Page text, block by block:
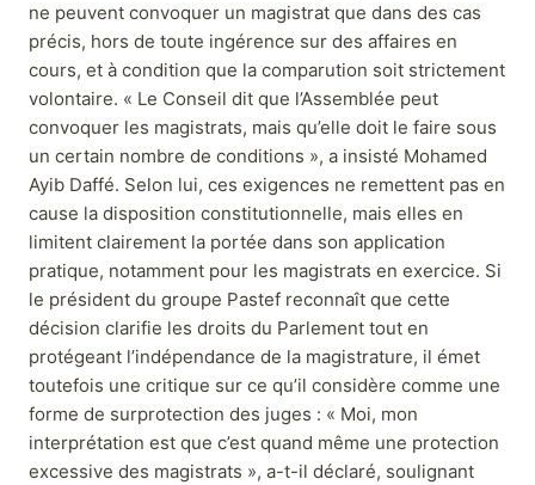
ne peuvent convoquer un magistrat que dans des cas
précis, hors de toute ingérence sur des affaires en
cours, et à condition que la comparution soit strictement
volontaire. « Le Conseil dit que l’Assemblée peut
convoquer les magistrats, mais qu’elle doit le faire sous
un certain nombre de conditions », a insisté Mohamed
Ayib Daffé. Selon lui, ces exigences ne remettent pas en
cause la disposition constitutionnelle, mais elles en
limitent clairement la portée dans son application
pratique, notamment pour les magistrats en exercice. Si
le président du groupe Pastef reconnaît que cette
décision clarifie les droits du Parlement tout en
protégeant l’indépendance de la magistrature, il émet
toutefois une critique sur ce qu’il considère comme une
forme de surprotection des juges : « Moi, mon
interprétation est que c’est quand même une protection
excessive des magistrats », a-t-il déclaré, soulignant